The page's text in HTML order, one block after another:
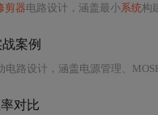
剪器电路设计，涵盖最小系统构
案例
路设计，涵盖电源管理、MOSFET选型、
对比